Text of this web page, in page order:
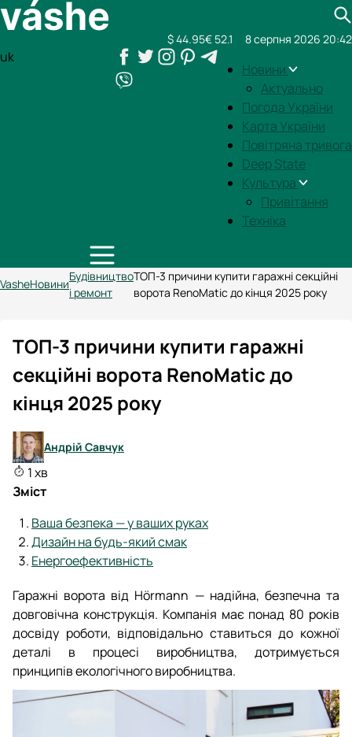
uk
Новини
Актуально
Погода України
Карта України
Повітряна тривога
Deep State
Культура
Привітання
Техніка
$ 44.95€ 52.1 8 серпня 2026 20:42
VasheНовини
Будівництво
і ремонт
ТОП-3 причини купити гаражні секційні
ворота RenoMatic до кінця 2025 року
ТОП-3 причини купити гаражні
секційні ворота RenoMatic до
кінця 2025 року
Андрій Савчук
1 хв
Зміст
Ваша безпека — у ваших руках
Дизайн на будь-який смак
Енергоефективність
Гаражні ворота від Hörmann — надійна, безпечна та
довговічна конструкція. Компанія має понад 80 років
досвіду роботи, відповідально ставиться до кожної
деталі в процесі виробництва, дотримується
принципів екологічного виробництва.